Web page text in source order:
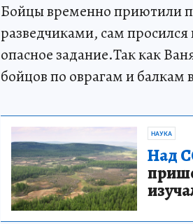
Бойцы временно приютили
разведчиками, сам
опасное задание.Так как
бойцов по оврагам и балкам
НАУКА
Над